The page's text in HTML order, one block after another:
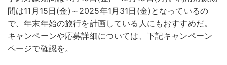
間は11月15日(金)～2025年1月31日(金)となっているの
で、年末年始の旅行を計画している人にもおすすめだ。
キャンペーンや応募詳細については、下記キャンペーン
ページで確認を。